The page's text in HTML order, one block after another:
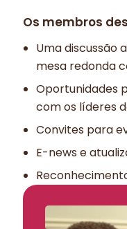
Os membros
Uma discussão
mesa redonda
Oportunidades
com os líderes
Convites para
E-news e